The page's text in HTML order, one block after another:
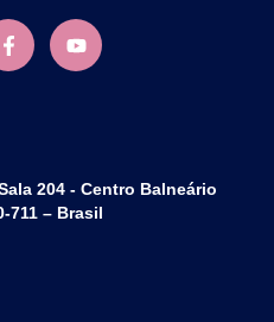
204 - Centro Balneário
711 – Brasil